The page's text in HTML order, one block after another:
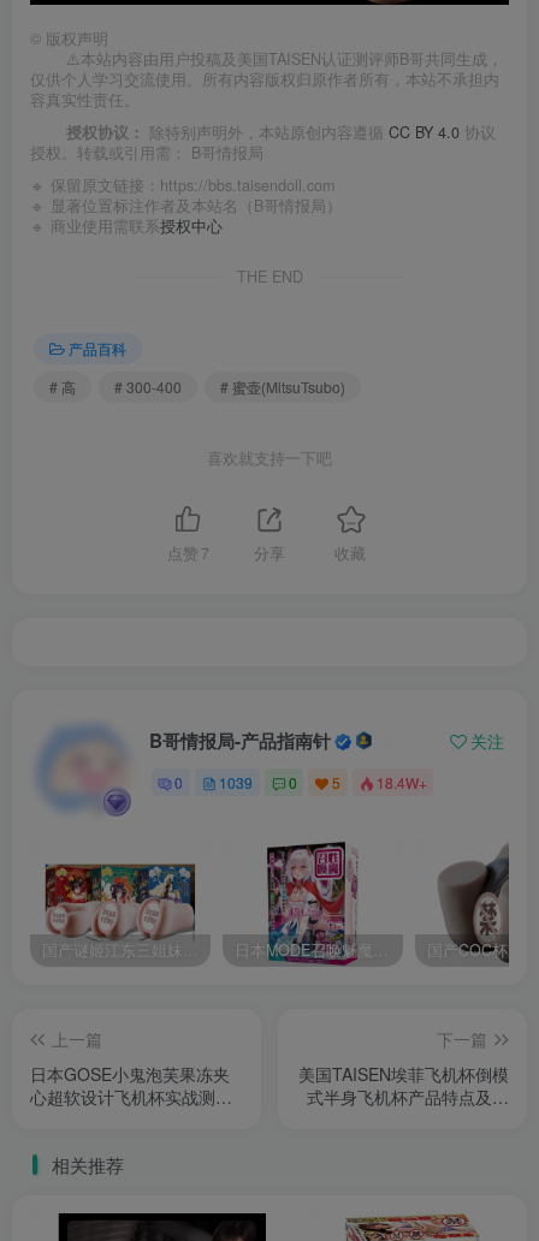
© 版权声明
⚠️本站内容由用户投稿及美国TAISEN认证测评师B哥共同生成，
仅供个人学习交流使用。所有内容版权归原作者所有，本站不承担内
容真实性责任。
授权协议： 除特别声明外，本站原创内容遵循 CC BY 4.0 协议
授权。转载或引用需： B哥情报局
🔹 保留原文链接： https://bbs.taisendoll.com
🔹 显著位置标注作者及本站名（B哥情报局）
🔹 商业使用需联系授权中心
THE END
产品百科
# 高
# 300-400 # 蜜壶(MitsuTsubo)
喜欢就支持一下吧
点赞 7 分享 收藏
B哥情报局-产品指南针 关注
0 1039 0 5 18.4W+
国产谜姬江东三姐妹国潮飞机杯低中高刺激度全覆盖飞机杯测评报告 日本MODE召唤魅魔飞机杯高刺激榨汁姬名器倒模自慰器使用体验及测评报告
上一篇
日本GOSE小鬼泡芙果冻夹
心超软设计飞机杯实战测评
下一篇
美国TAISEN埃菲飞机杯倒模
式半身飞机杯产品特点及使
相关推荐